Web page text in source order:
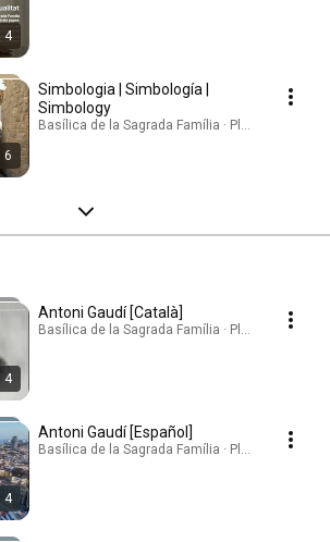
4
6
Simbologia | Simbología |
Simbology
Basílica de la Sagrada Família · Playlist
4
Antoni Gaudí [Català]
Basílica de la Sagrada Família · Playlist
4
Antoni Gaudí [Español]
Basílica de la Sagrada Família · Playlist